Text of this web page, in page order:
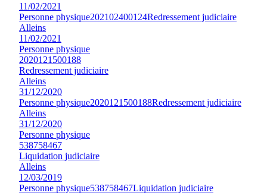
11/02/2021
Personne physique202102400124Redressement judiciaire
Alleins
11/02/2021
Personne physique
2020121500188
Redressement judiciaire
Alleins
31/12/2020
Personne physique2020121500188Redressement judiciaire
Alleins
31/12/2020
Personne physique
538758467
Liquidation judiciaire
Alleins
12/03/2019
Personne physique538758467Liquidation judiciaire